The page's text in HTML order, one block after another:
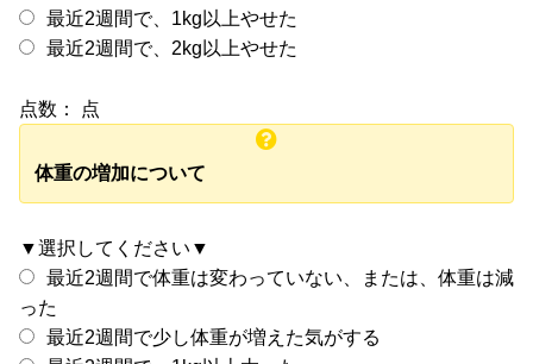
最近2週間で、1kg以上やせた
最近2週間で、2kg以上やせた
点数： 点
体重の増加について
▼選択してください▼
最近2週間で体重は変わっていない、または、体重は減
った
最近2週間で少し体重が増えた気がする